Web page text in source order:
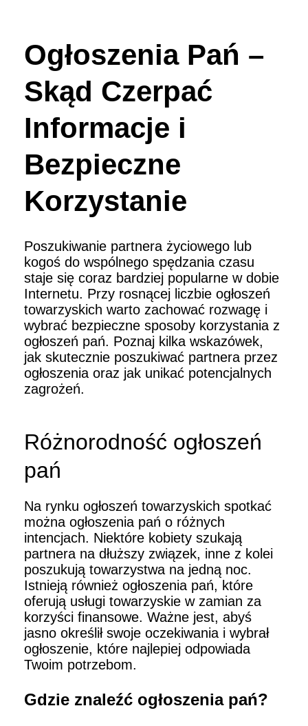
Ogłoszenia Pań –
Skąd Czerpać
Informacje i
Bezpieczne
Korzystanie
Poszukiwanie partnera życiowego lub
kogoś do wspólnego spędzania czasu
staje się coraz bardziej popularne w dobie
Internetu. Przy rosnącej liczbie ogłoszeń
towarzyskich warto zachować rozwagę i
wybrać bezpieczne sposoby korzystania z
ogłoszeń pań. Poznaj kilka wskazówek,
jak skutecznie poszukiwać partnera przez
ogłoszenia oraz jak unikać potencjalnych
zagrożeń.
Różnorodność ogłoszeń
pań
Na rynku ogłoszeń towarzyskich spotkać
można ogłoszenia pań o różnych
intencjach. Niektóre kobiety szukają
partnera na dłuższy związek, inne z kolei
poszukują towarzystwa na jedną noc.
Istnieją również ogłoszenia pań, które
oferują usługi towarzyskie w zamian za
korzyści finansowe. Ważne jest, abyś
jasno określił swoje oczekiwania i wybrał
ogłoszenie, które najlepiej odpowiada
Twoim potrzebom.
Gdzie znaleźć ogłoszenia pań?